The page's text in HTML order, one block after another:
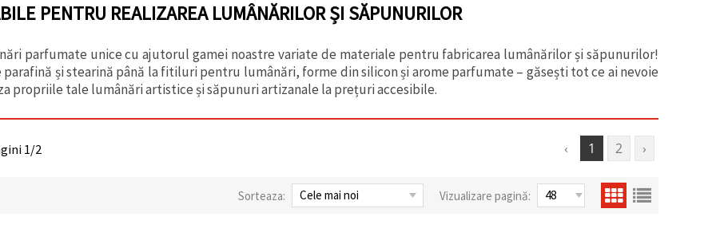
PENTRU REALIZAREA LUMÂNĂRILOR ȘI SĂPUNURILOR
parfumate unice cu ajutorul gamei noastre variate de materiale pentru fabricarea lumânărilor și săpunurilor!
parafină și stearină până la fitiluri pentru lumânări, forme din silicon și arome parfumate – găsești tot ce ai nevoie
propriile tale lumânări artistice și săpunuri artizanale la prețuri accesibile.
‹ 1 2 ›
1/2
Sorteaza: Vizualizare pagină: